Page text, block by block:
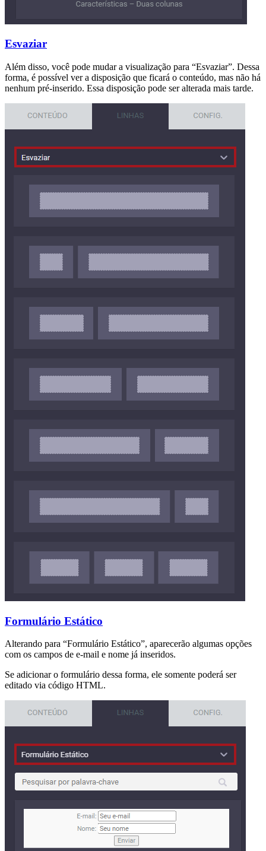
Esvaziar
Além disso, você pode mudar a visualização para “Esvaziar”. Dessa
forma, é possível ver a disposição que ficará o conteúdo, mas não há
nenhum pré-inserido. Essa disposição pode ser alterada mais tarde.
Formulário Estático
Alterando para “Formulário Estático”, aparecerão algumas opções
com os campos de e-mail e nome já inseridos.
Se adicionar o formulário dessa forma, ele somente poderá ser
editado via código HTML.